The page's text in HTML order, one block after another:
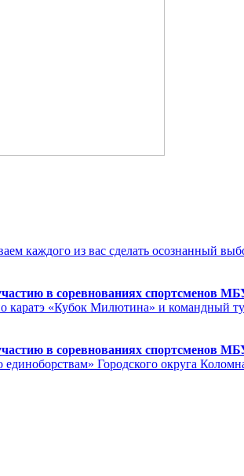
каждого из вас сделать осознанный
в соревнованиях спортсменов
каратэ «Кубок Милютина» и командный
в соревнованиях спортсменов
Городского округа